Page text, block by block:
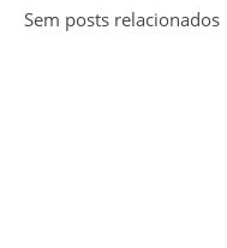
Sem posts relacionados